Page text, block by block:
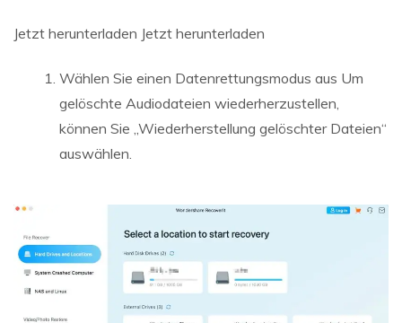
Jetzt herunterladen Jetzt herunterladen
Wählen Sie einen Datenrettungsmodus aus Um
gelöschte Audiodateien wiederherzustellen,
können Sie „Wiederherstellung gelöschter Dateien“
auswählen.